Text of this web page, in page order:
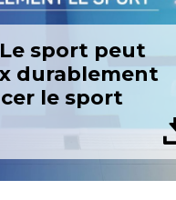
sport peut
durablement
le sport